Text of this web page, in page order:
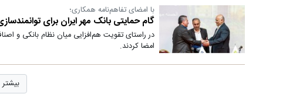
با امضای تفاهم‌نامه همکاری؛
گام حمایتی بانک مهر ایران برای
در راستای تقویت هم‌افزایی میان نظام بانکی و
امضا کردند.
بیشتر